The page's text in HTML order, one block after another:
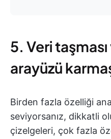
5. Veri taşması
arayüzü
Birden fazla özelliği
seviyorsanız, dikkatli
çizelgeleri, çok fazla